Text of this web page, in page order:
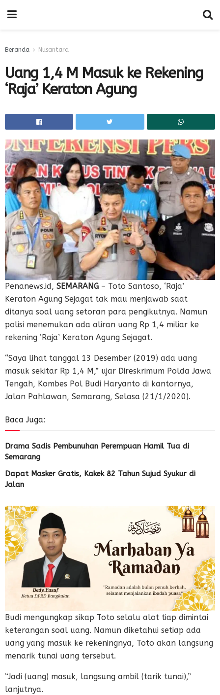
Beranda Nusantara
Uang 1,4 M Masuk ke Rekening
‘Raja’ Keraton Agung
Penanews.id, SEMARANG – Toto Santoso, ‘Raja’
Keraton Agung Sejagat tak mau menjawab saat
ditanya soal uang setoran para pengikutnya. Namun
polisi menemukan ada aliran uang Rp 1,4 miliar ke
rekening ‘Raja’ Keraton Agung Sejagat.
“Saya lihat tanggal 13 Desember (2019) ada uang
masuk sekitar Rp 1,4 M,” ujar Direskrimum Polda Jawa
Tengah, Kombes Pol Budi Haryanto di kantornya,
Jalan Pahlawan, Semarang, Selasa (21/1/2020).
Baca Juga:
Drama Sadis Pembunuhan Perempuan Hamil Tua di
Semarang
Dapat Masker Gratis, Kakek 82 Tahun Sujud Syukur di
Jalan
Budi mengungkap sikap Toto selalu alot tiap dimintai
keterangan soal uang. Namun diketahui setiap ada
uang yang masuk ke rekeningnya, Toto akan langsung
menarik tunai uang tersebut.
“Jadi (uang) masuk, langsung ambil (tarik tunai),”
lanjutnya.